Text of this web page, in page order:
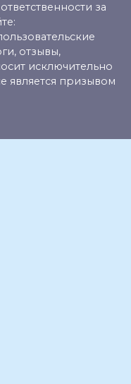
за
отзывы,
исключительно
является призывом